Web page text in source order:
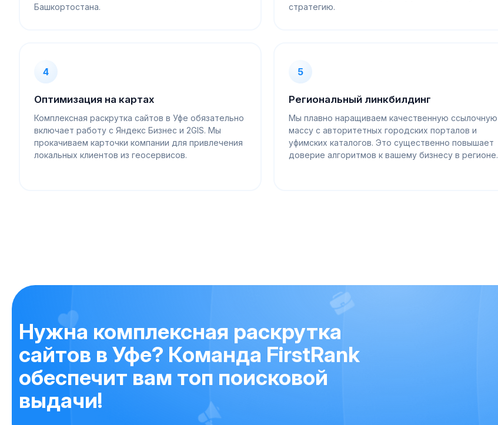
Башкортостана.
стратегию.
4
Оптимизация на картах
Комплексная раскрутка сайтов в Уфе обязательно
включает работу с Яндекс Бизнес и 2GIS. Мы
прокачиваем карточки компании для привлечения
локальных клиентов из геосервисов.
5
Региональный линкбилдинг
Мы плавно наращиваем качественную ссылочную
массу с авторитетных городских порталов и
уфимских каталогов. Это существенно повышает
доверие алгоритмов к вашему бизнесу в регионе.
Нужна комплексная раскрутка
сайтов в Уфе? Команда FirstRank
обеспечит вам топ поисковой
выдачи!